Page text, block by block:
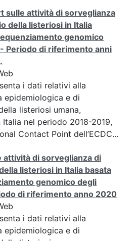
sulle attività di sorveglianza
della listeriosi in Italia
genomico
Periodo di riferimento anni
i dati relativi alla
epidemiologica e di
listeriosi umana,
nel periodo 2018-2019,
Contact Point dell’ECDC...
attività di sorveglianza di
listeriosi in Italia basata
genomico degli
di riferimento anno 2020
i dati relativi alla
epidemiologica e di